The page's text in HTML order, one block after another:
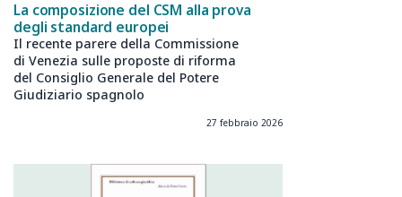
La composizione del CSM alla prova
degli standard europei
Il recente parere della Commissione
di Venezia sulle proposte di riforma
del Consiglio Generale del Potere
Giudiziario spagnolo
27 febbraio 2026